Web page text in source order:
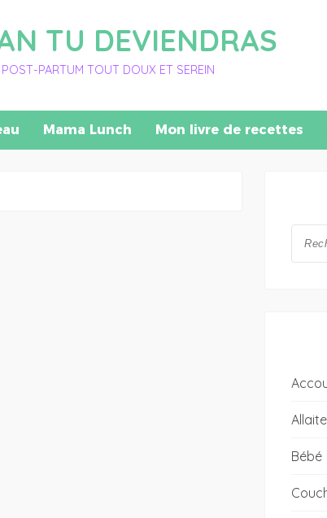
TU DEVIENDRAS
PARTUM TOUT DOUX ET SEREIN
Mama Lunch Mon livre de recettes
Bébé